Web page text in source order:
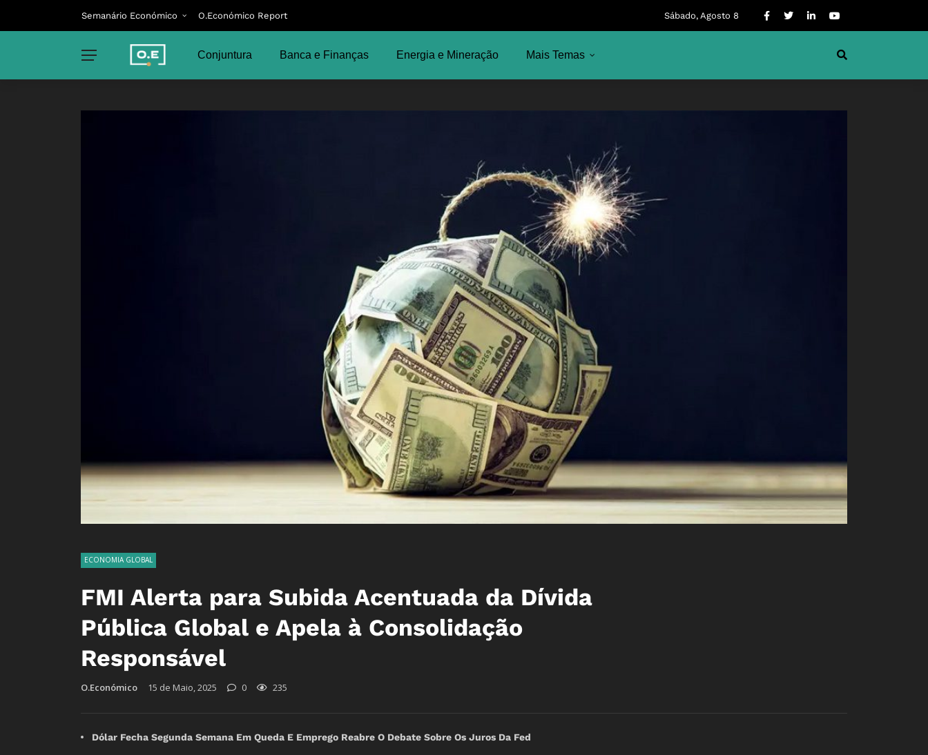
Semanário Económico O.Económico Report Sábado, Agosto 8
Conjuntura Banca e Finanças Energia e Mineração Mais Temas
ECONOMIA GLOBAL
FMI Alerta para Subida Acentuada da Dívida
Pública Global e Apela à Consolidação
Responsável
O.Económico 15 de Maio, 2025 0 235
Dólar Fecha Segunda Semana Em Queda E Emprego Reabre O Debate Sobre Os Juros Da Fed